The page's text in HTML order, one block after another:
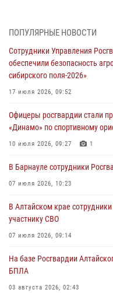
акции «Коробка храбрости»
Сотрудники Росгвардии
03 июля 2026, 04:03
Управление Росгвардии по
02 июля 2026, 00:55
Алтайскому краю подведены
01 июля 2026, 07:49
ПОПУЛЯРНЫЕ НОВОСТИ
Сотрудники Управления
обеспечили безопасность
сибирского поля-2026»
17 июля 2026, 09:52
Офицеры росгвардии стали
«Динамо» по спортивному
10 июля 2026, 09:27 1
В Барнауле сотрудники
07 июля 2026, 10:23
В Алтайском крае
участнику СВО
07 июля 2026, 09:14
На базе Росгвардии
БПЛА
03 августа 2026, 02:43